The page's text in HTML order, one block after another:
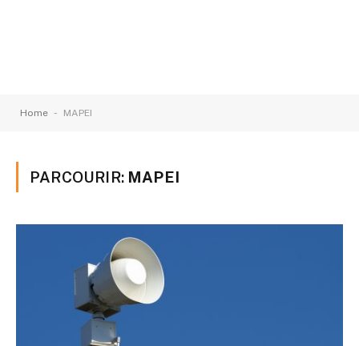
Home - MAPEI
PARCOURIR: MAPEI